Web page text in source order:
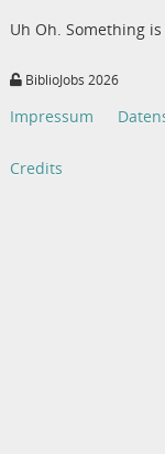
Uh Oh. Something
BiblioJobs 2026
Impressum
Credits